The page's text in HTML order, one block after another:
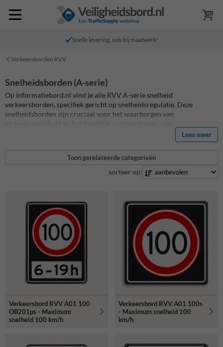
Snelle levering, ook bij maatwerk!
Verkeersborden RVV
Snelheidsborden (A-serie)
Op Informatiebord.nl vind je alle RVV A-serie snelheid
verkeersborden, specifiek gericht op snelheidsregulatie. Deze
snelheidsborden zijn cruciaal voor het waarborgen van
verkeersveiligheid en het duidelijk communiceren van
bedrijventerreinen, openbare wegen, in woonwijken, bij scholen of
op industrieterreinen. Onze A-serie snelheidsborden zijn vervaardigd
volgens hoge kwaliteitsstandaarden, zijn duurzaam en ontworpen om
in alle weersomstandigheden goed zichtbaar te blijven. Ontdek ook
Lees meer
Toon gerelateerde categorieën
sorteer op:
Verkeersbord RVV A01 100
OB201ps - Maximum
snelheid 100 km/h
Verkeersbord RVV A01 100s
- Maximum snelheid 100
km/h